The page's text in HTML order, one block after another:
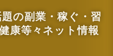
の副業・稼ぐ・習
康等々ネット情報